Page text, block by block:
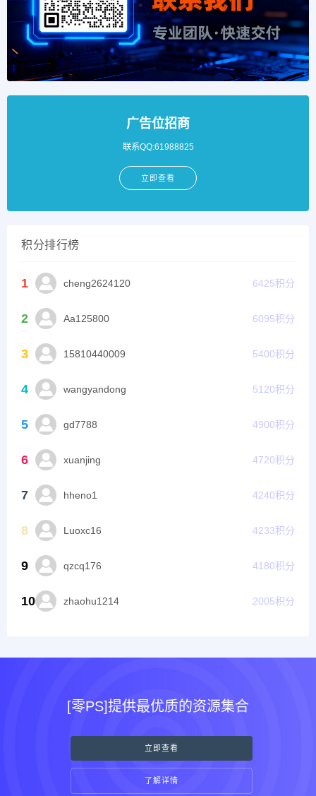
广告位招商
联系QQ:61988825
立即查看
积分排行榜
1 cheng2624120 6425积分
2 Aa125800 6095积分
3 15810440009 5400积分
4 wangyandong 5120积分
5 gd7788 4900积分
6 xuanjing 4720积分
7 hheno1 4240积分
8 Luoxc16 4233积分
9 qzcq176 4180积分
10 zhaohu1214 2005积分
[零PS]提供最优质的资源集合
立即查看
了解详情